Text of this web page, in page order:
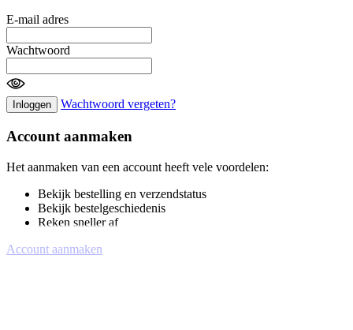
E-mail adres
Wachtwoord
Inloggen Wachtwoord vergeten?
Account aanmaken
Het aanmaken van een account heeft vele voordelen:
Bekijk bestelling en verzendstatus
Bekijk bestelgeschiedenis
Reken sneller af
Account aanmaken